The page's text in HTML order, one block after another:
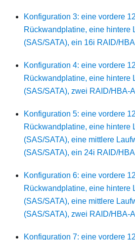
Konfiguration 3: eine vordere
Rückwandplatine, eine hintere
(SAS/SATA), ein 16i RAID/
Konfiguration 4: eine vordere
Rückwandplatine, eine hintere
(SAS/SATA), zwei RAID/HBA-
Konfiguration 5: eine vordere
Rückwandplatine, eine hintere
(SAS/SATA), eine mittlere
(SAS/SATA), ein 24i RAID/
Konfiguration 6: eine vordere
Rückwandplatine, eine hintere
(SAS/SATA), eine mittlere
(SAS/SATA), zwei RAID/HBA-
Konfiguration 7: eine vordere